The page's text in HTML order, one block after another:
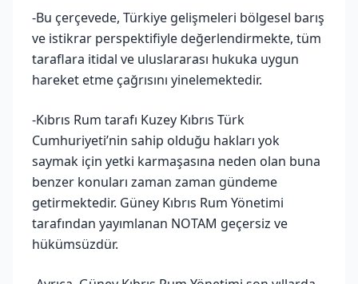
-Bu çerçevede, Türkiye gelişmeleri bölgesel barış
ve istikrar perspektifiyle değerlendirmekte, tüm
taraflara itidal ve uluslararası hukuka uygun
hareket etme çağrısını yinelemektedir.
-Kıbrıs Rum tarafı Kuzey Kıbrıs Türk
Cumhuriyeti’nin sahip olduğu hakları yok
saymak için yetki karmaşasına neden olan buna
benzer konuları zaman zaman gündeme
getirmektedir. Güney Kıbrıs Rum Yönetimi
tarafından yayımlanan NOTAM geçersiz ve
hükümsüzdür.